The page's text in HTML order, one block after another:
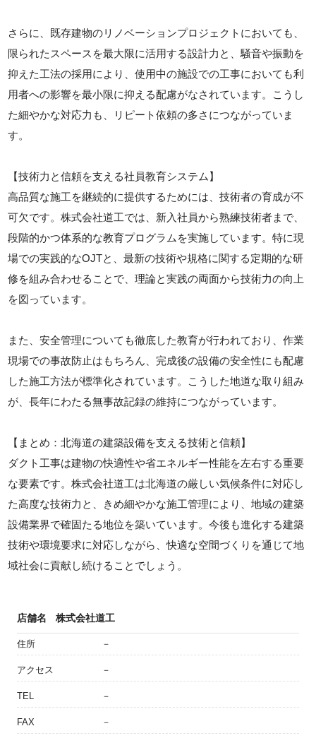
さらに、既存建物のリノベーションプロジェクトにおいても、
限られたスペースを最大限に活用する設計力と、騒音や振動を
抑えた工法の採用により、使用中の施設での工事においても利
用者への影響を最小限に抑える配慮がなされています。こうし
た細やかな対応力も、リピート依頼の多さにつながっていま
す。
【技術力と信頼を支える社員教育システム】
高品質な施工を継続的に提供するためには、技術者の育成が不
可欠です。株式会社道工では、新入社員から熟練技術者まで、
段階的かつ体系的な教育プログラムを実施しています。特に現
場での実践的なOJTと、最新の技術や規格に関する定期的な研
修を組み合わせることで、理論と実践の両面から技術力の向上
を図っています。
また、安全管理についても徹底した教育が行われており、作業
現場での事故防止はもちろん、完成後の設備の安全性にも配慮
した施工方法が標準化されています。こうした地道な取り組み
が、長年にわたる無事故記録の維持につながっています。
【まとめ：北海道の建築設備を支える技術と信頼】
ダクト工事は建物の快適性や省エネルギー性能を左右する重要
な要素です。株式会社道工は北海道の厳しい気候条件に対応し
た高度な技術力と、きめ細やかな施工管理により、地域の建築
設備業界で確固たる地位を築いています。今後も進化する建築
技術や環境要求に対応しながら、快適な空間づくりを通じて地
域社会に貢献し続けることでしょう。
店舗名 株式会社道工
住所 －
アクセス －
TEL －
FAX －